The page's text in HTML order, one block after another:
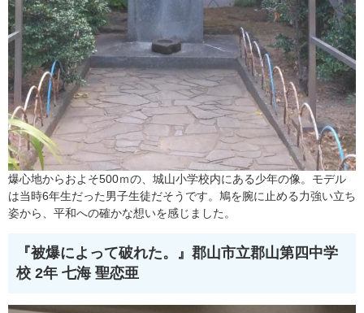
爆心地からおよそ500ｍの、城山小学校内にある少年の像。モデル
は当時6年生だった男子生徒だそうです。鳩を腕に止める力強い立ち
姿から、平和への確かな想いを感じました。
『被爆によって破れた。』 郡山市立郡山第四中学
校 2年 七海 聖恋亜​